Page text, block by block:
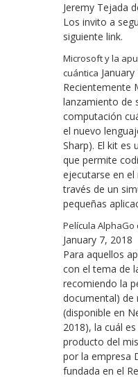
Jeremy Tejada
Los invito a
siguiente link.
Microsoft y la
cuántica
Recientemente
lanzamiento de
computación
el nuevo
Sharp). El kit es
que permite
ejecutarse en
través de un
pequeñas
Película
January 7, 2018
Para aquellos
con el tema de
recomiendo la
documental) de
(disponible en
2018), la cuál
producto del
por la empresa
fundada en el